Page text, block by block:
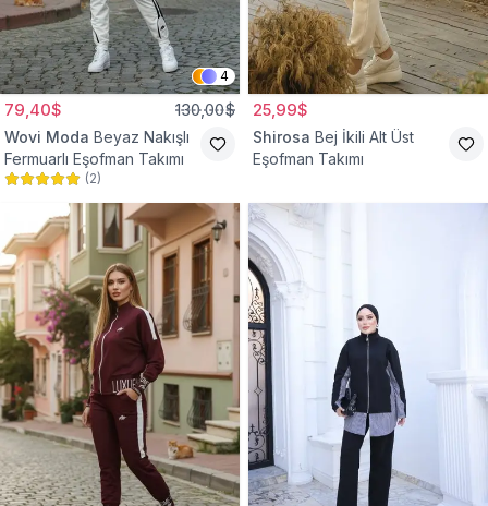
4
79,40$ 130,00$
Wovi Moda Beyaz Nakışlı
Fermuarlı Eşofman Takımı
(2)
25,99$
Shirosa Bej İkili Alt Üst
Eşofman Takımı